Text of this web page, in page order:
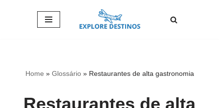
Home » Glossário» Restaurantes de alta gastronomia
Restaurantes de alta